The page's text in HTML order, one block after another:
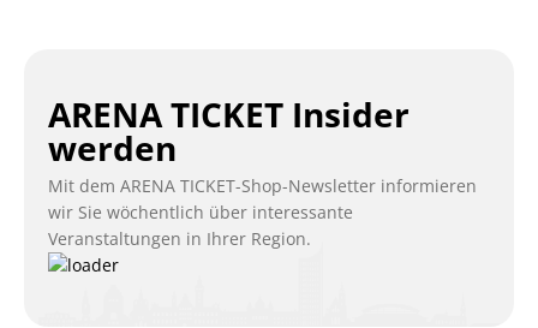
ARENA TICKET Insider
werden
Mit dem ARENA TICKET-Shop-Newsletter informieren
wir Sie wöchentlich über interessante
Veranstaltungen in Ihrer Region.